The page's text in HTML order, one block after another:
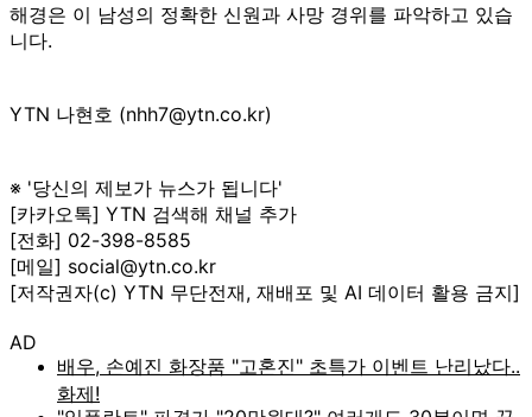
해경은 이 남성의 정확한 신원과 사망 경위를 파악하고 있습
니다.
YTN 나현호 (nhh7@ytn.co.kr)
※ '당신의 제보가 뉴스가 됩니다'
[카카오톡] YTN 검색해 채널 추가
[전화] 02-398-8585
[메일] social@ytn.co.kr
[저작권자(c) YTN 무단전재, 재배포 및 AI 데이터 활용 금지]
AD